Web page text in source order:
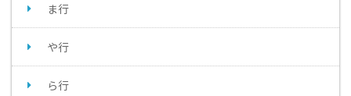
ま行
や行
ら行